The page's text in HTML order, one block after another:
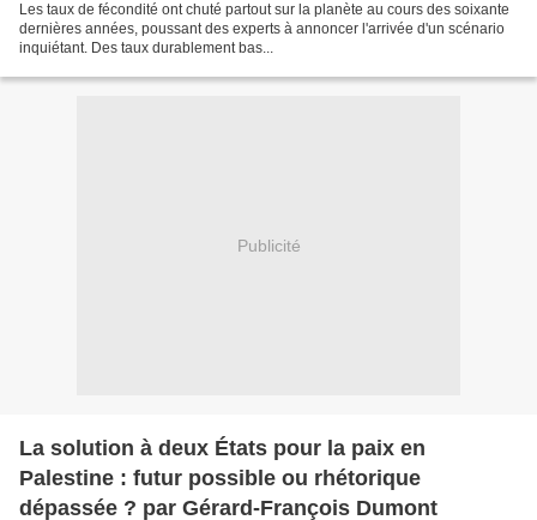
Les taux de fécondité ont chuté partout sur la planète au cours des soixante
dernières années, poussant des experts à annoncer l'arrivée d'un scénario
inquiétant. Des taux durablement bas...
Publicité
La solution à deux États pour la paix en
Palestine : futur possible ou rhétorique
dépassée ? par Gérard-François Dumont